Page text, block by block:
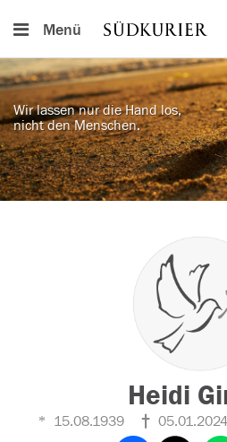
Menü
Wir lassen nur die Hand los,
nicht den Menschen.
Heidi
15.08.1939 05.01.2024